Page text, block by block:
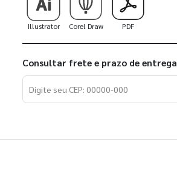
Illustrator Corel Draw PDF
Consultar frete e prazo de entrega